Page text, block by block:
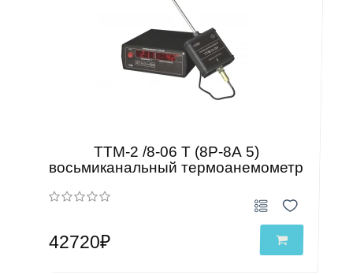
ТТМ-2 /8-06 Т (8Р-8А 5)
восьмиканальный термоанемометр
42720₽